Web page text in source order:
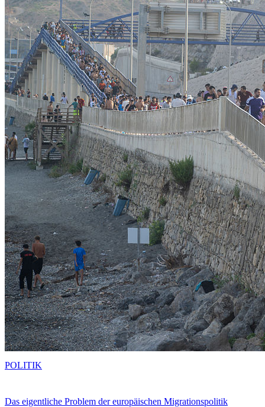
Das eigentliche Problem der europäischen Migrationspolitik
POLITIK